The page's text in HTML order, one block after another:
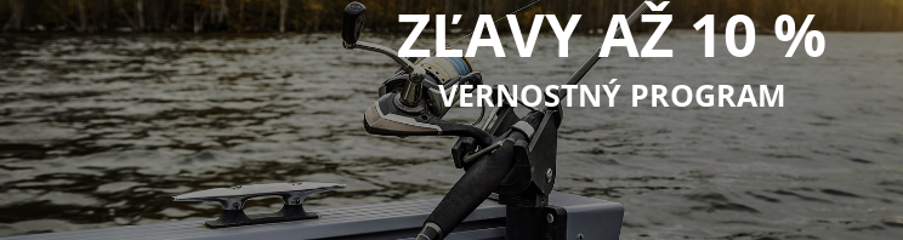
ZĽAVY AŽ 10 %
VERNOSTNÝ PROGRAM